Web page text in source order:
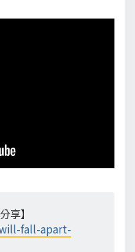
享】
fall-apart-